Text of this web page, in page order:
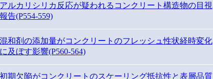
ルカリシリカ反応が疑われるコンクリート構造物の目視
告(P554-559)
和剤の添加量がコンクリートのフレッシュ性状経時変化
及ぼす影響(P560-564)
期欠陥がコンクリートのスケーリング抵抗性と表層品質